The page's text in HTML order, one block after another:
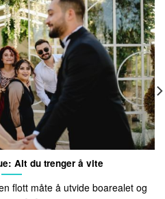
Alt du trenger å vite
flott måte å utvide boarealet og